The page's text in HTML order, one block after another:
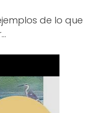
de lo que